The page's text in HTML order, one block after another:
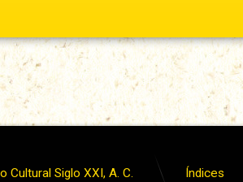
Cultural Siglo XXI, A. C. Índices